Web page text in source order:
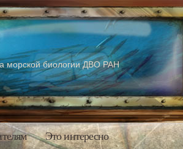
морской биологии ДВО РАН
Это интересно